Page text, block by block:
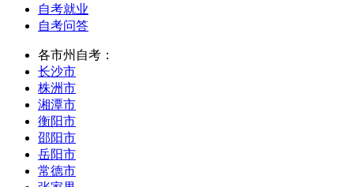
自考就业
自考问答
各市州自考：
长沙市
株洲市
湘潭市
衡阳市
邵阳市
岳阳市
常德市